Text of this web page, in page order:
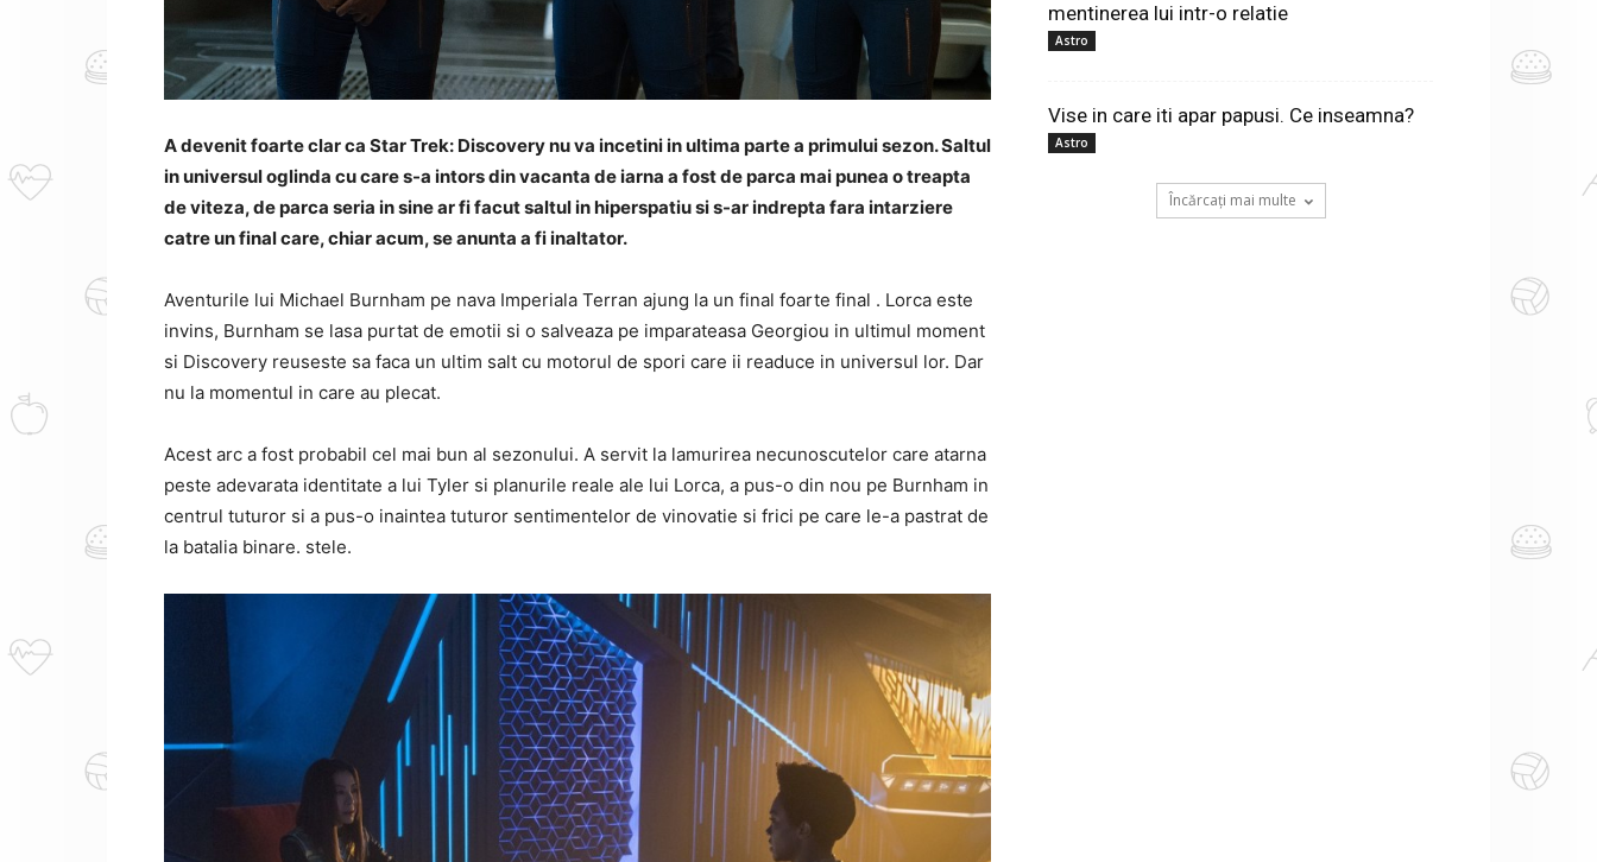
A devenit foarte clar ca Star Trek: Discovery nu va incetini in ultima parte a primului sezon. Saltul
in universul oglinda cu care s-a intors din vacanta de iarna a fost de parca mai punea o treapta
de viteza, de parca seria in sine ar fi facut saltul in hiperspatiu si s-ar indrepta fara intarziere
catre un final care, chiar acum, se anunta a fi inaltator.
Aventurile lui Michael Burnham pe nava Imperiala Terran ajung la un final foarte final . Lorca este
invins, Burnham se lasa purtat de emotii si o salveaza pe imparateasa Georgiou in ultimul moment
si Discovery reuseste sa faca un ultim salt cu motorul de spori care ii readuce in universul lor. Dar
nu la momentul in care au plecat.
Acest arc a fost probabil cel mai bun al sezonului. A servit la lamurirea necunoscutelor care atarna
peste adevarata identitate a lui Tyler si planurile reale ale lui Lorca, a pus-o din nou pe Burnham in
centrul tuturor si a pus-o inaintea tuturor sentimentelor de vinovatie si frici pe care le-a pastrat de
la batalia binare. stele.
mentinerea lui intr-o relatie
Astro
Vise in care iti apar papusi. Ce inseamna?
Astro
Încărcați mai multe